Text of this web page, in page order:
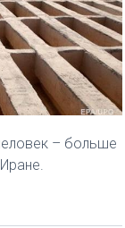
– больше